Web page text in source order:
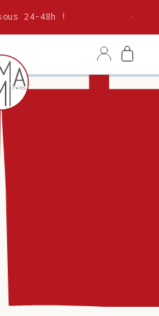
24-48h !
ConnexionPanier